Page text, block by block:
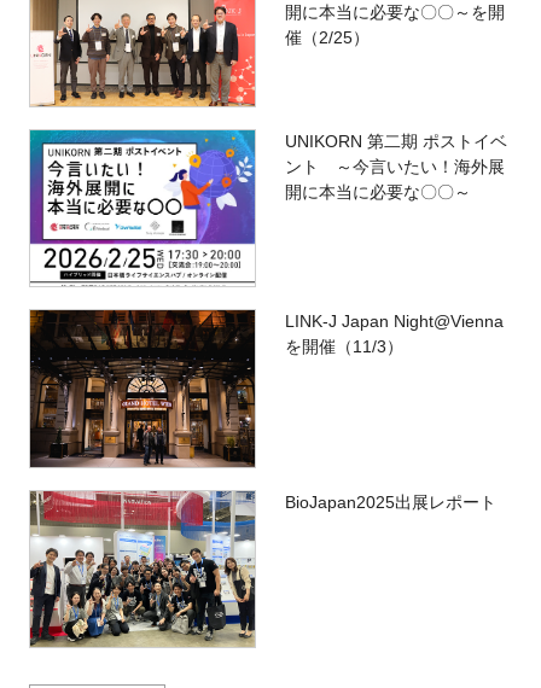
開に本当に必要な〇〇～を開
催（2/25）
UNIKORN 第二期 ポストイベ
ント ～今言いたい！海外展
開に本当に必要な〇〇～
LINK-J Japan Night@Vienna
を開催（11/3）
BioJapan2025出展レポート